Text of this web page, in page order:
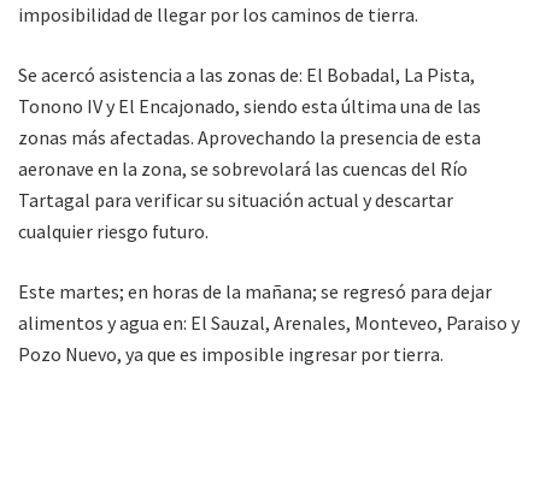
imposibilidad de llegar por los caminos de tierra.
Se acercó asistencia a las zonas de: El Bobadal, La Pista,
Tonono IV y El Encajonado, siendo esta última una de las
zonas más afectadas. Aprovechando la presencia de esta
aeronave en la zona, se sobrevolará las cuencas del Río
Tartagal para verificar su situación actual y descartar
cualquier riesgo futuro.
Este martes; en horas de la mañana; se regresó para dejar
alimentos y agua en: El Sauzal, Arenales, Monteveo, Paraiso y
Pozo Nuevo, ya que es imposible ingresar por tierra.